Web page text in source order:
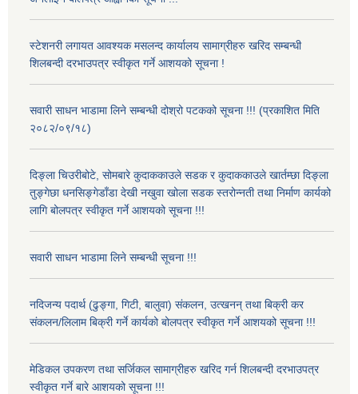
स्टेशनरी लगायत आवश्यक मसलन्द कार्यालय सामाग्रीहरु खरिद सम्बन्धी
शिलबन्दी दरभाउपत्र स्वीकृत गर्ने आशयको सूचना !
सवारी साधन भाडामा लिने सम्बन्धी दोश्रो पटकको सूचना !!! (प्रकाशित मिति
२०८२/०९/१८)
दिङ्ला चिउरीबोटे, सोमबारे कुदाककाउले सडक र कुदाककाउले खार्तम्छा दिङ्ला
तुङ्गेछा धनसिङ्गेडाँडा देखी नखुवा खोला सडक स्तरोन्नती तथा निर्माण कार्यको
लागि बोलपत्र स्वीकृत गर्ने आशयको सूचना !!!
सवारी साधन भाडामा लिने सम्बन्धी सूचना !!!
नदिजन्य पदार्थ (ढुङ्गा, गिटी, बालुवा) संकलन, उत्खनन् तथा बिक्री कर
संकलन/लिलाम बिक्री गर्ने कार्यको बोलपत्र स्वीकृत गर्ने आशयको सूचना !!!
मेडिकल उपकरण तथा सर्जिकल सामाग्रीहरु खरिद गर्न शिलबन्दी दरभाउपत्र
स्वीकृत गर्ने बारे आशयको सूचना !!!